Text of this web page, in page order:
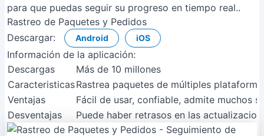
para que puedas seguir su progreso en tiempo real..
Rastreo de Paquetes y Pedidos
Descargar:
Android iOS
Información de la aplicación:
Descargas
Más de 10 millones
CaracteristicasRastrea paquetes de múltiples
Ventajas
Fácil de usar, confiable, admite muchos
Desventajas
Puede haber retrasos en las